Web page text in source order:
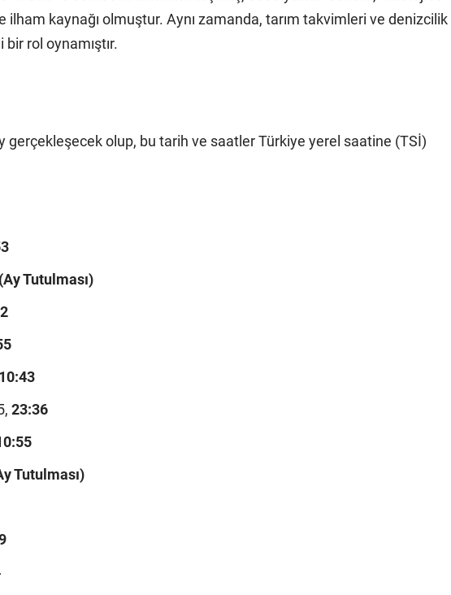
ilham kaynağı olmuştur. Aynı zamanda, tarım takvimleri ve denizcilik
rol oynamıştır.
gerçekleşecek olup, bu tarih ve saatler Türkiye yerel saatine (TSİ)
Tutulması)
10:43
23:36
Tutulması)